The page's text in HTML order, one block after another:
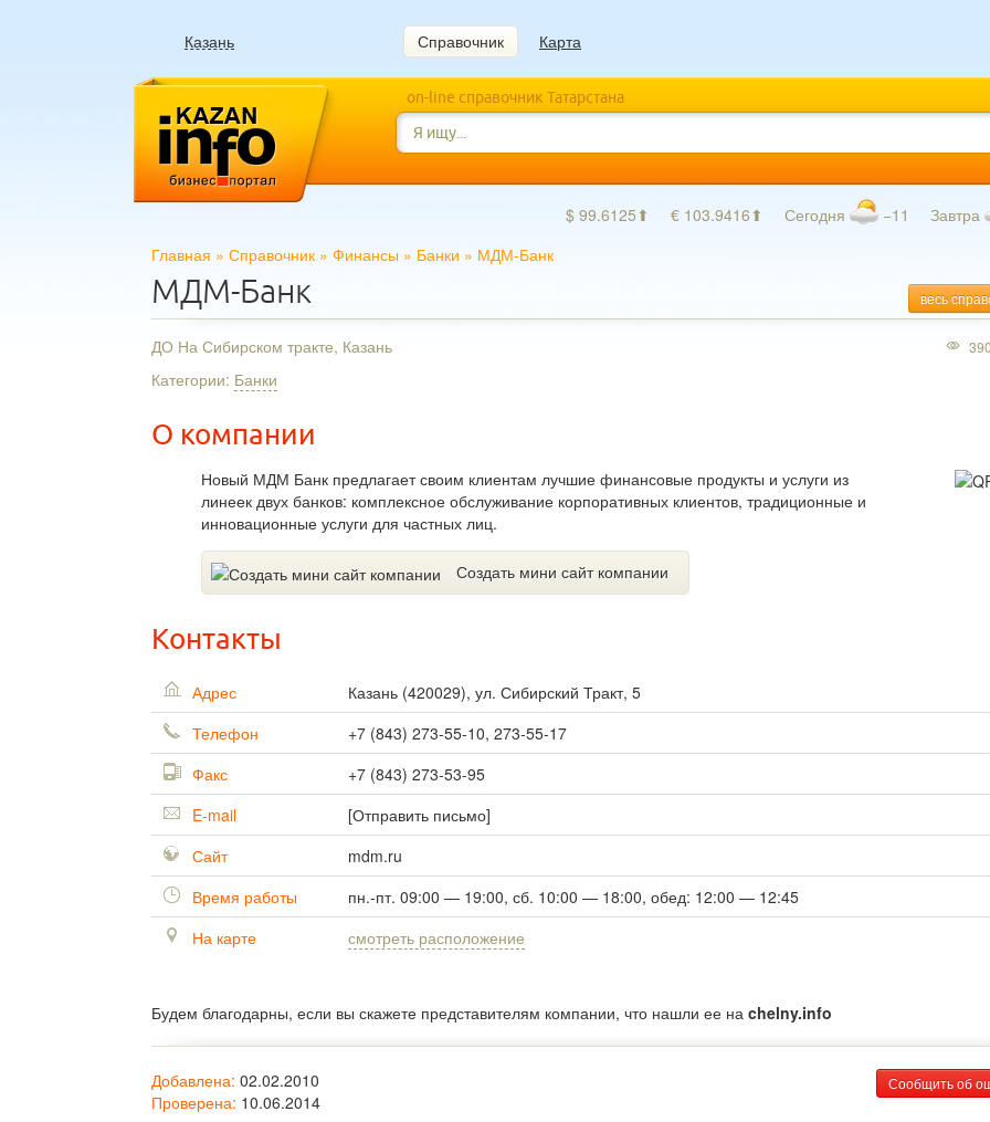
Казань Справочник Карта
on-line справочник Татарстана
$ 99.6125⬆ € 103.9416⬆ Сегодня −11 Завтра
Главная » Справочник » Финансы » Банки » МДМ-Банк
весь
МДМ-Банк
ДО На Сибирском тракте, Казань
Категории: Банки
О компании
Новый МДМ Банк предлагает своим клиентам лучшие финансовые продукты и услуги из
линеек двух банков: комплексное обслуживание корпоративных клиентов, традиционные и
инновационные услуги для частных лиц.
Создать мини сайт компании
390
Контакты
Адрес Казань (420029), ул. Сибирский Тракт, 5
Телефон
+7 (843) 273-55-10, 273-55-17
Факс
+7 (843) 273-53-95
E-mail
[Отправить письмо]
Сайт
mdm.ru
Время работы
пн.-пт. 09:00 — 19:00, сб. 10:00 — 18:00, обед: 12:00 — 12:45
На карте
смотреть расположение
Будем благодарны, если вы скажете представителям компании, что нашли ее на chelny.info
Сообщить об
Добавлена: 02.02.2010
Проверена: 10.06.2014